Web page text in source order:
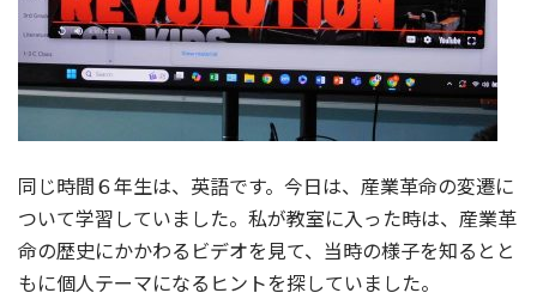
同じ時間６年生は、英語です。今日は、産業革命の変遷に
ついて学習していました。私が教室に入った時は、産業革
命の歴史にかかわるビデオを見て、当時の様子を知るとと
もに個人テーマになるヒントを探していました。